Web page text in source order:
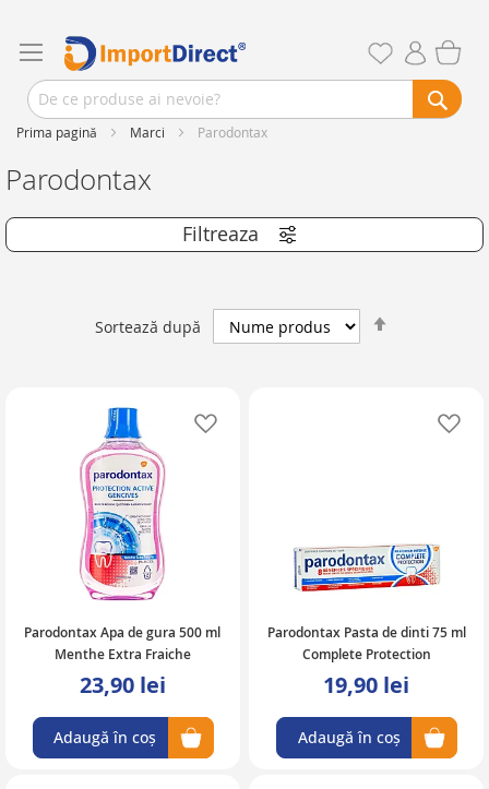
Prima pagină Marci Parodontax
Parodontax
Sortează după
Parodontax Apa de gura 500 ml
Menthe Extra Fraiche
23,90 lei
Adaugă în coș
Parodontax Pasta de dinti 75 ml
Complete Protection
19,90 lei
Adaugă în coș